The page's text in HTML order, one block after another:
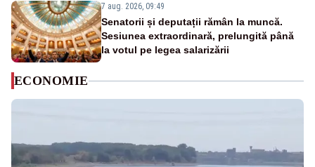
7 aug. 2026, 09:49
Senatorii și deputații rămân la muncă.
Sesiunea extraordinară, prelungită până
la votul pe legea salarizării
ECONOMIE